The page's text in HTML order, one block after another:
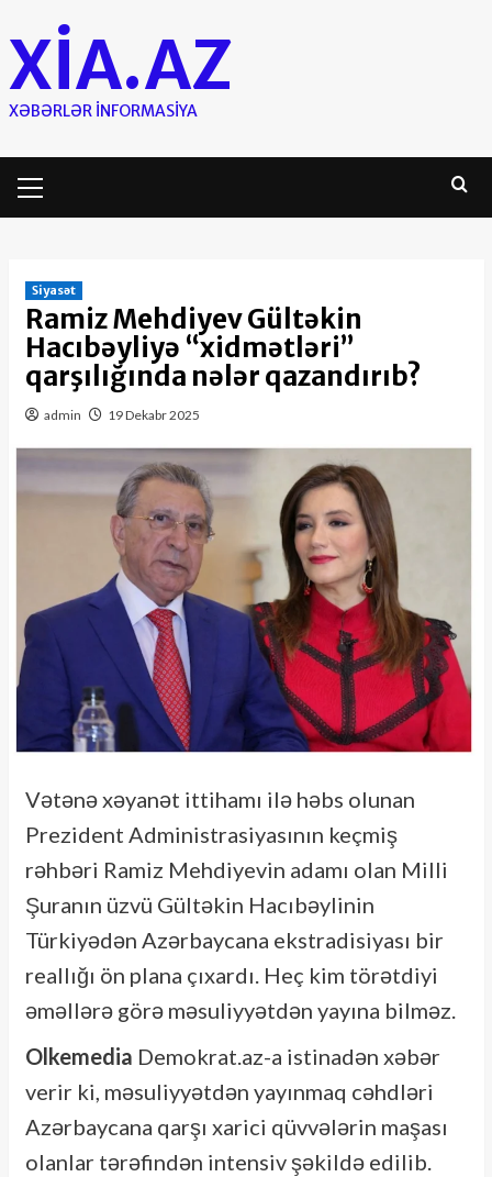
to
content
XIA.AZ
XƏBƏRLƏR INFORMASIYA
Menu
Siyasət
Ramiz Mehdiyev Gültəkin
Hacıbəyliyə “xidmətləri”
qarşılığında nələr qazandırıb?
admin 19 Dekabr 2025
Vətənə xəyanət ittihamı ilə həbs olunan
Prezident Administrasiyasının keçmiş
rəhbəri Ramiz Mehdiyevin adamı olan Milli
Şuranın üzvü Gültəkin Hacıbəylinin
Türkiyədən Azərbaycana ekstradisiyası bir
reallığı ön plana çıxardı. Heç kim törətdiyi
əməllərə görə məsuliyyətdən yayına bilməz.
Olkemedia Demokrat.az-a istinadən xəbər
verir ki, məsuliyyətdən yayınmaq cəhdləri
Azərbaycana qarşı xarici qüvvələrin maşası
olanlar tərəfindən intensiv şəkildə edilib.